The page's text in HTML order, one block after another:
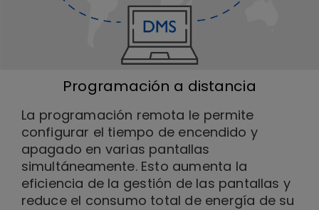
Programación a distancia
La programación remota le permite
configurar el tiempo de encendido y
apagado en varias pantallas
simultáneamente. Esto aumenta la
eficiencia de la gestión de las pantallas y
reduce el consumo total de energía de su